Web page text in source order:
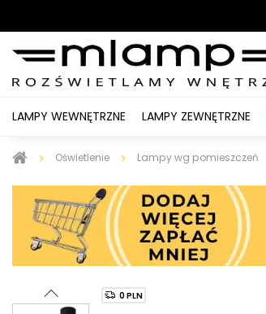
LAMPY WEWNĘTRZNE LAMPY ZEWNĘTRZNE
Oświetlenie Lampy wg pomieszczeń
0 PLN